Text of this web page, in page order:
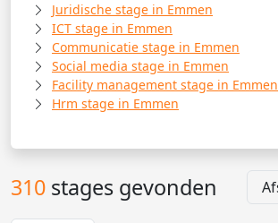
Juridische stage in Emmen
ICT stage in Emmen
Communicatie stage in Emmen
Social media stage in Emmen
Facility management stage in Emmen
Hrm stage in Emmen
310 stages gevonden